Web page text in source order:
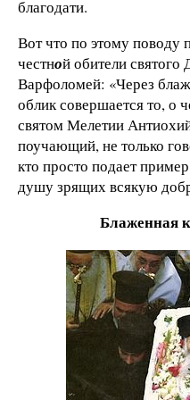
благодати.
Вот что по этому поводу
честной обители святого
Варфоломей: «Через
облик совершается то, о
святом Мелетии
поучающий, не только
кто просто подает
душу зрящих всякую
Блаженная